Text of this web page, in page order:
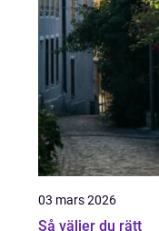
03 mars 2026
Så väljer du rätt